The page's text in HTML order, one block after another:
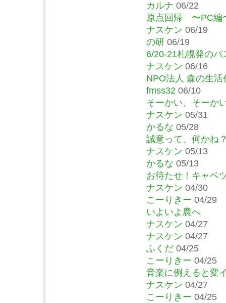
カルナ 06/22
原点回帰 〜PC編
ナスケン 06/19
の研 06/19
6/20-21札幌発の
ナスケン 06/16
NPO法人 森の生
fmss32 06/10
そーかい、そーか
ナスケン 05/31
かるな 05/28
誠意って、何かね
ナスケン 05/13
かるな 05/13
お待たせ！キャベ
ナスケン 04/30
こーりきー 04/29
いよいよ農へ
ナスケン 04/27
ナスケン 04/27
ふくだ 04/25
こーりきー 04/25
音楽に例えると変
ナスケン 04/27
こーりきー 04/25